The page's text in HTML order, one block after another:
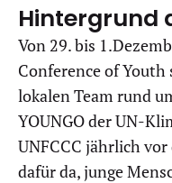
Hintergrund
Von 29. bis
Conference of
lokalen Team rund
YOUNGO der UN-
UNFCCC jährlich
dafür da, junge